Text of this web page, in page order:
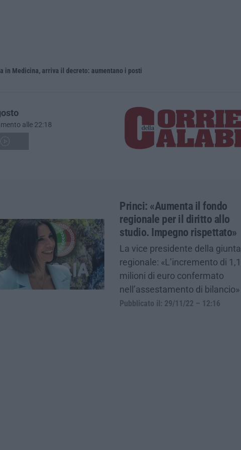
in Medicina, arriva il decreto: aumentano i posti
alle 22:18
Princi: «Aumenta il fondo
regionale per il diritto allo
studio. Impegno rispettato»
La vice presidente della giunta
regionale: «L’incremento di 1,1
milioni di euro confermato
nell’assestamento di bilancio»
Pubblicato il: 29/11/22 – 12:16